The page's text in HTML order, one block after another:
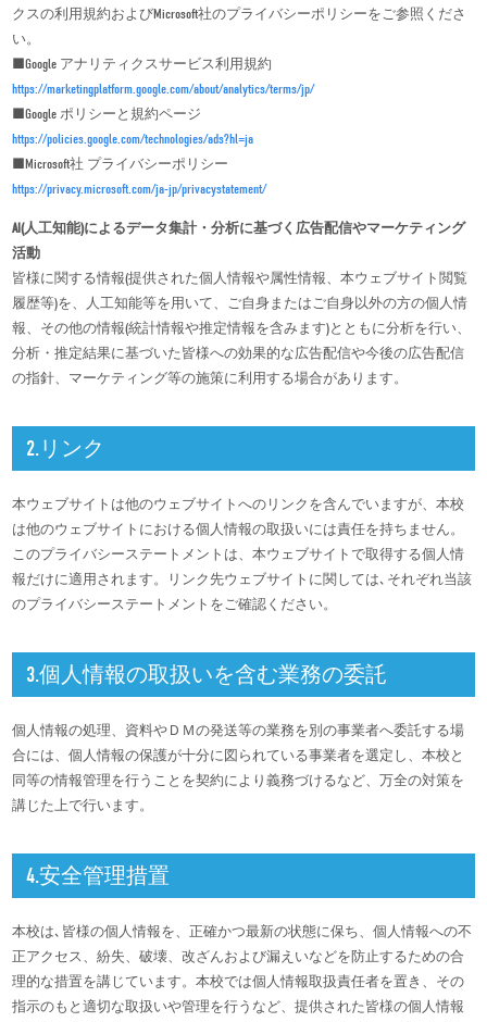
クスの利用規約およびMicrosoft社のプライバシーポリシーをご参照くださ
い。
■Google アナリティクスサービス利用規約
https://marketingplatform.google.com/about/analytics/terms/jp/
■Google ポリシーと規約ページ
https://policies.google.com/technologies/ads?hl=ja
■Microsoft社 プライバシーポリシー
https://privacy.microsoft.com/ja-jp/privacystatement/
AI(人工知能)によるデータ集計・分析に基づく広告配信やマーケティング
活動
皆様に関する情報(提供された個人情報や属性情報、本ウェブサイト閲覧
履歴等)を、人工知能等を用いて、ご自身またはご自身以外の方の個人情
報、その他の情報(統計情報や推定情報を含みます)とともに分析を行い、
分析・推定結果に基づいた皆様への効果的な広告配信や今後の広告配信
の指針、マーケティング等の施策に利用する場合があります。
2.リンク
本ウェブサイトは他のウェブサイトへのリンクを含んでいますが、本校
は他のウェブサイトにおける個人情報の取扱いには責任を持ちません。
このプライバシーステートメントは、本ウェブサイトで取得する個人情
報だけに適用されます。リンク先ウェブサイトに関しては､それぞれ当該
のプライバシーステートメントをご確認ください。
3.個人情報の取扱いを含む業務の委託
個人情報の処理、資料やＤＭの発送等の業務を別の事業者へ委託する場
合には、個人情報の保護が十分に図られている事業者を選定し、本校と
同等の情報管理を行うことを契約により義務づけるなど、万全の対策を
講じた上で行います。
4.安全管理措置
本校は､皆様の個人情報を、正確かつ最新の状態に保ち、個人情報への不
正アクセス、紛失、破壊、改ざんおよび漏えいなどを防止するための合
理的な措置を講じています。本校では個人情報取扱責任者を置き、その
指示のもと適切な取扱いや管理を行うなど、提供された皆様の個人情報